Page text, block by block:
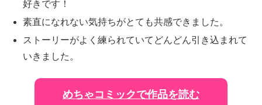
好きです！
素直になれない気持ちがとても共感できました。
ストーリーがよく練られていてどんどん引き込まれて
いきました。
めちゃコミックで作品を読む